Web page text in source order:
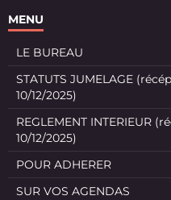
MENU
LE BUREAU
STATUTS JUMELAGE
10/12/2025)
REGLEMENT INTERIEUR
10/12/2025)
POUR ADHERER
SUR VOS AGENDAS